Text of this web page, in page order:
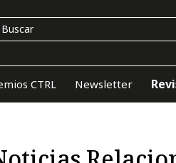
CTRL Newsletter